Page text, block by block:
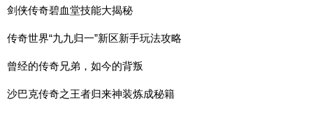
剑侠传奇碧血堂技能大揭秘
传奇世界“九九归一”新区新手玩法攻略
曾经的传奇兄弟，如今的背叛
沙巴克传奇之王者归来神装炼成秘籍